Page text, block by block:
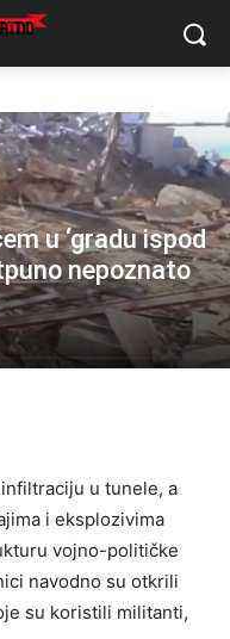
u ‘gradu ispod
nepoznato
u tunele, a
i eksplozivima
vojno-političke
navodno su otkrili
su koristili militanti,